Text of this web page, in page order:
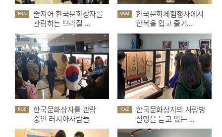
BRA
줄지어 한국문화상자를
관람하는 브라질 ...
VNM
한국문화체험행사에서
한복을 입고 즐기...
RUS
한국문화상자를 관람
중인 러시아사람들
KAZ
한국문화상자의 사랑방
설명을 듣고 있는 ...